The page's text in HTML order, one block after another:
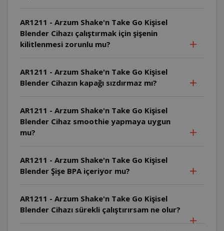
AR1211 - Arzum Shake'n Take Go Kişisel
Blender Cihazı çalıştırmak için şişenin
kilitlenmesi zorunlu mu?
AR1211 - Arzum Shake'n Take Go Kişisel
Blender Cihazın kapağı sızdırmaz mı?
AR1211 - Arzum Shake'n Take Go Kişisel
Blender Cihaz smoothie yapmaya uygun
mu?
AR1211 - Arzum Shake'n Take Go Kişisel
Blender Şişe BPA içeriyor mu?
AR1211 - Arzum Shake'n Take Go Kişisel
Blender Cihazı sürekli çalıştırırsam ne olur?